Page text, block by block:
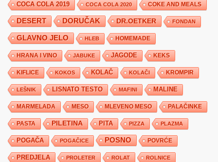
COCA COLA 2019 COCA COLA 2020 COKE AND MEALS
DESERT DORUČAK DR.OETKER FONDAN
GLAVNO JELO HLEB HOMEMADE
HRANA I VINO JABUKE JAGODE KEKS
KIFLICE KOKOS KOLAČ KOLAČI KROMPIR
LEŠNIK LISNATO TESTO MAFINI MALINE
MARMELADA MESO MLEVENO MESO PALAČINKE
PASTA PILETINA PITA PIZZA PLAZMA
POGAČA POGAČICE POSNO POVRĆE
PREDJELA PROLETER ROLAT ROLNICE